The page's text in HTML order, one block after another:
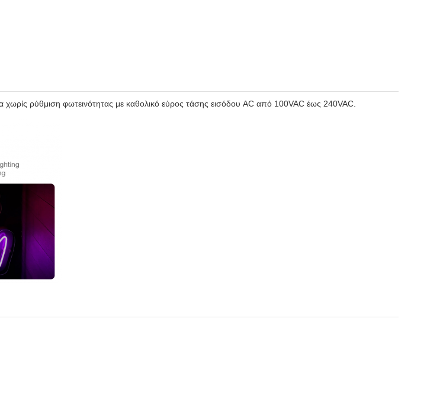
ρύθμιση φωτεινότητας με καθολικό εύρος τάσης εισόδου AC από 100VAC έως 240VAC.